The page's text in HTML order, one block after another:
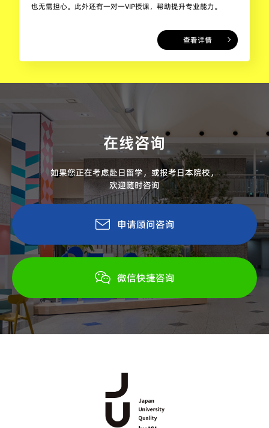
也无需担心。此外还有一对一VIP授课，帮助提升专业能力。
查看详情
在线咨询
如果您正在考虑赴日留学，或报考日本院校，
欢迎随时咨询
申请顾问咨询
微信快捷咨询